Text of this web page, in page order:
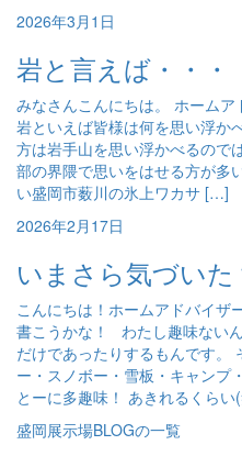
2026年3月1日
岩と言えば・・・
みなさんこんにちは。 ホーム
岩といえば皆様は何を思い浮
方は岩手山を思い浮かべるので
部の界隈で思いをはせる方が
い盛岡市薮川の氷上ワカサ […]
2026年2月17日
いまさら気づいた
こんにちは！ホームアドバイザ
書こうかな！ わたし趣味ない
だけであったりするもんです。
ー・スノボー・雪板・キャン
とーに多趣味！ あきれるくら
盛岡展示場BLOGの一覧